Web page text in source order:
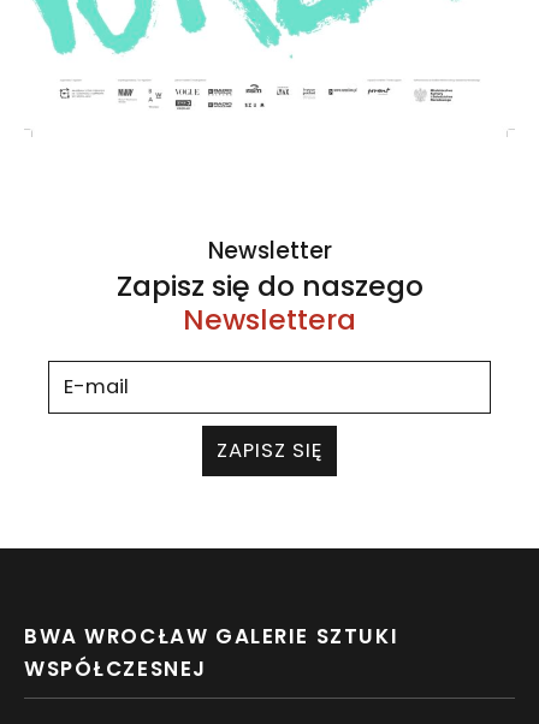
Newsletter
Zapisz się do naszego
Newslettera
ZAPISZ SIĘ
BWA WROCŁAW GALERIE SZTUKI
WSPÓŁCZESNEJ